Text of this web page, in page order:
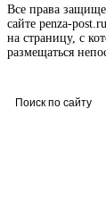
Все права
сайте penza-
на страницу, с
размещаться